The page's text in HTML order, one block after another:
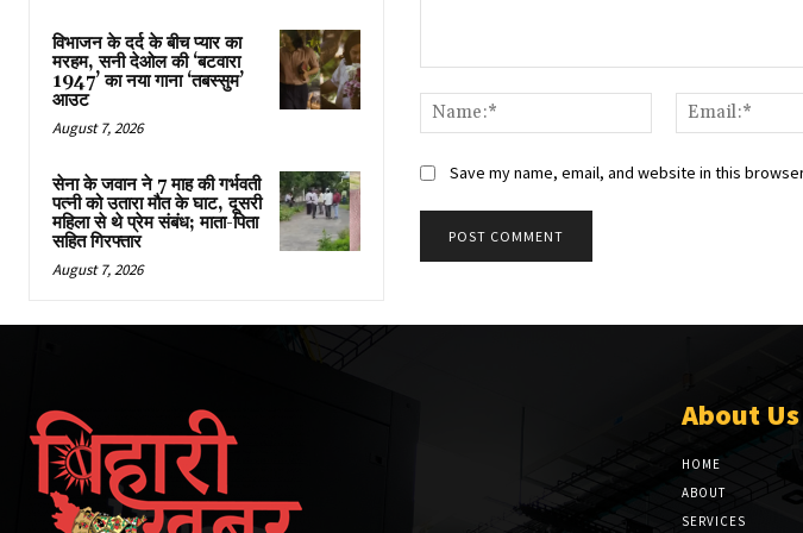
विभाजन के दर्द के बीच प्यार का
मरहम, सनी देओल की ‘बटवारा
1947’ का नया गाना ‘तबस्सुम’
आउट
August 7, 2026
सेना के जवान ने 7 माह की गर्भवती
पत्नी को उतारा मौत के घाट, दूसरी
महिला से थे प्रेम संबंध; माता-पिता
सहित गिरफ्तार
August 7, 2026
Name:*
Save my name, email, and website in this
About Us
HOME
ABOUT
SERVICES